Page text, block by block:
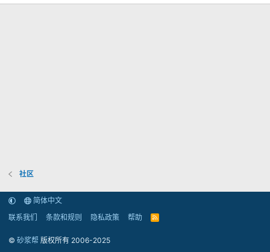
社区
简体中文
联系我们
条款和规则 隐私政策 帮助
R
© 砂浆帮 版权所有 2006-2025